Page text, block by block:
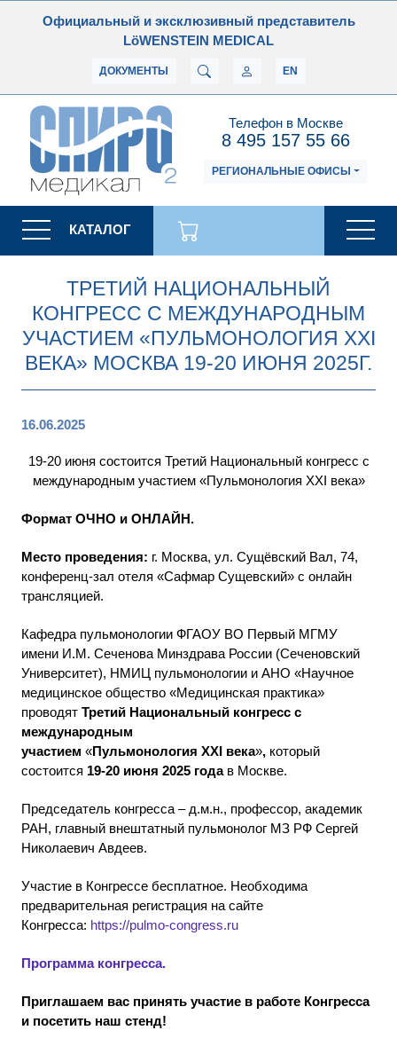
Официальный и эксклюзивный представитель
LöWENSTEIN MEDICAL
ДОКУМЕНТЫ EN
Телефон в Москве
8 495 157 55 66
РЕГИОНАЛЬНЫЕ ОФИСЫ
КАТАЛОГ
ТРЕТИЙ НАЦИОНАЛЬНЫЙ
КОНГРЕСС С МЕЖДУНАРОДНЫМ
УЧАСТИЕМ «ПУЛЬМОНОЛОГИЯ XXI
ВЕКА» МОСКВА 19-20 ИЮНЯ 2025Г.
16.06.2025
19-20 июня состоится Третий Национальный конгресс с
международным участием «Пульмонология XXI века»
Формат ОЧНО и ОНЛАЙН.
Место проведения: г. Москва, ул. Сущёвский Вал, 74,
конференц-зал отеля «Сафмар Сущевский» с онлайн
трансляцией.
Кафедра пульмонологии ФГАОУ ВО Первый МГМУ
имени И.М. Сеченова Минздрава России (Сеченовский
Университет), НМИЦ пульмонологии и АНО «Научное
медицинское общество «Медицинская практика»
проводят Третий Национальный конгресс с
международным
участием «Пульмонология XXI века», который
состоится 19-20 июня 2025 годав Москве.
Председатель конгресса – д.м.н., профессор, академик
РАН, главный внештатный пульмонолог МЗ РФ Сергей
Николаевич Авдеев.
Участие в Конгрессе бесплатное. Необходима
предварительная регистрация на сайте
Конгресса: https://pulmo-congress.ru
Программа конгресса.
Приглашаем вас принять участие в работе Конгресса
и посетить наш стенд!